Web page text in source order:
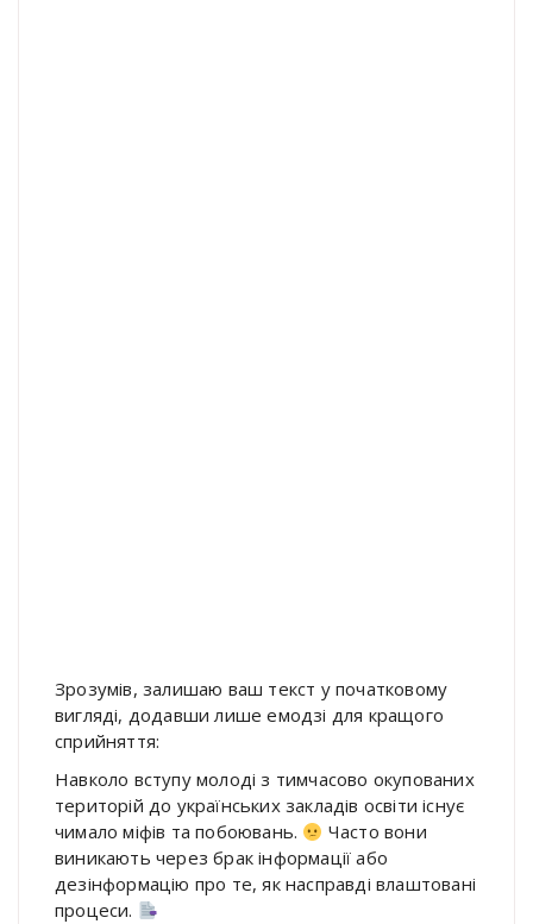
Зрозумів, залишаю ваш текст у початковому
вигляді, додавши лише емодзі для кращого
сприйняття:
Навколо вступу молоді з тимчасово окупованих
територій до українських закладів освіти існує
чимало міфів та побоювань.
Часто вони
виникають через брак інформації або
дезінформацію про те, як насправді влаштовані
процеси.